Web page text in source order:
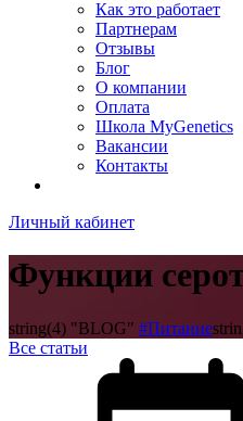
Как это работает
Партнерам
Отзывы
Блог
О компании
Оплата
Школа MyGenetics
Вакансии
Контакты
Личный кабинет
Функции
string(4) "BLOG" #Питание
Все статьи